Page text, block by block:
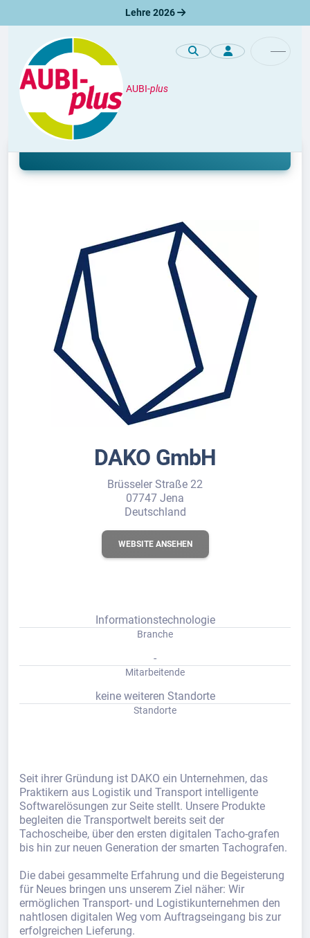
Lehre 2026
AUBI-plus
Unternehmen
Lehre bei DAKO GmbH
DAKO GmbH
Brüsseler Straße 22
07747 Jena
Deutschland
WEBSITE ANSEHEN
Informationstechnologie
Branche
-
Mitarbeitende
keine weiteren Standorte
Standorte
Seit ihrer Gründung ist DAKO ein Unternehmen, das
Praktikern aus Logistik und Transport intelligente
Softwarelösungen zur Seite stellt. Unsere Produkte
begleiten die Transportwelt bereits seit der
Tachoscheibe, über den ersten digitalen Tacho-grafen
bis hin zur neuen Generation der smarten Tachografen.
Die dabei gesammelte Erfahrung und die Begeisterung
für Neues bringen uns unserem Ziel näher: Wir
ermöglichen Transport- und Logistikunternehmen den
nahtlosen digitalen Weg vom Auftragseingang bis zur
erfolgreichen Lieferung.